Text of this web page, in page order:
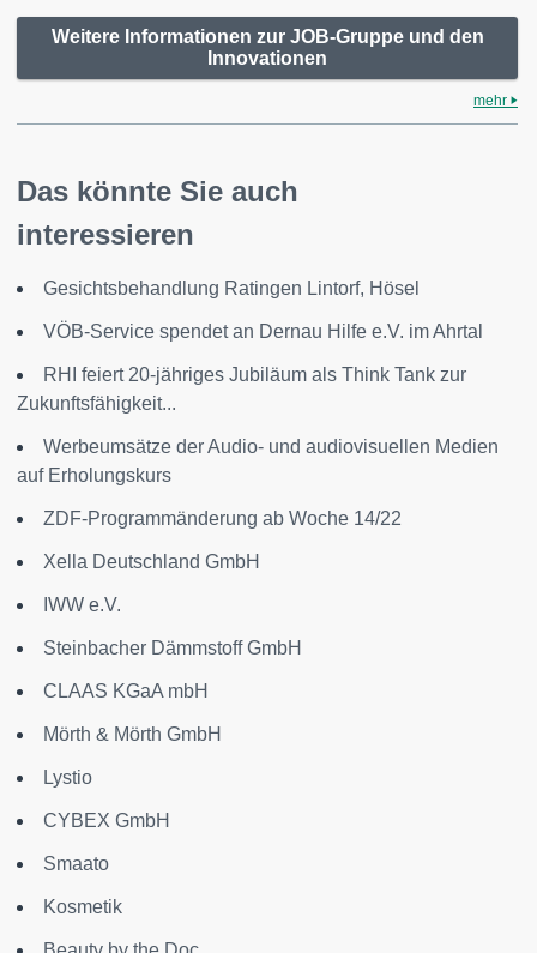
Weitere Informationen zur JOB-Gruppe und den
Innovationen
mehr
Das könnte Sie auch
interessieren
Gesichtsbehandlung Ratingen Lintorf, Hösel
VÖB-Service spendet an Dernau Hilfe e.V. im Ahrtal
RHI feiert 20-jähriges Jubiläum als Think Tank zur
Zukunftsfähigkeit...
Werbeumsätze der Audio- und audiovisuellen Medien
auf Erholungskurs
ZDF-Programmänderung ab Woche 14/22
Xella Deutschland GmbH
IWW e.V.
Steinbacher Dämmstoff GmbH
CLAAS KGaA mbH
Mörth & Mörth GmbH
Lystio
CYBEX GmbH
Smaato
Kosmetik